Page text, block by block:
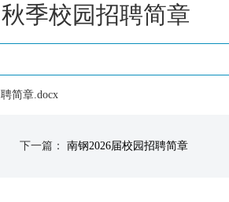
季校园招聘简章
简章.docx
下一篇： 南钢2026届校园招聘简章